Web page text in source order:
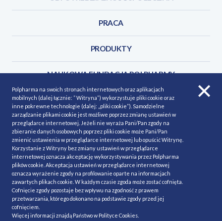
PRACA
PRODUKTY
NAUKOWA FUNDACJA POLPHARMY
KONTAKT
POLITYKA COOKIES
Polityka prywatności
MAPA STRONY
NASZE SERWISY
MATERIAŁY DO POBRANIA
MINIMALIZACJA RYZYKA
Polpharma na swoich stronach internetowych oraz aplikacjach
mobilnych (dalej łącznie: ” Witryna”) wykorzystuje pliki cookie oraz
inne pokrewne technologie (dalej: „pliki cookie”). Samodzielne
zarządzanie plikami cookie jest możliwe poprzez zmianę ustawień w
przeglądarce internetowej. Jeżeli nie wyraża Pani/Pan zgody na
zbieranie danych osobowych poprzez pliki cookie może Pani/Pan
zmienić ustawienia w przeglądarce internetowej lub opuścić Witrynę.
Korzystanie z Witryny bez zmiany ustawień w przeglądarce
internetowej oznacza akceptację wykorzystywania przez Polpharma
plików cookie. Akceptacja ustawień w przeglądarce internetowej
oznacza wyrażenie zgody na profilowanie oparte na informacjach
zawartych plikach cookie. W każdym czasie zgoda może zostać cofnięta.
Cofnięcie zgody pozostaje bez wpływu na zgodność z prawem
przetwarzania, którego dokonano na podstawie zgody przed jej
cofnięciem.
Więcej informacji znajdą Państwo w Polityce Cookies.